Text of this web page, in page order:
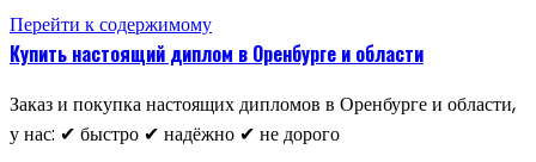
Перейти к содержимому
Купить настоящий диплом в Оренбурге и области
Заказ и покупка настоящих дипломов в Оренбурге и области,
у нас: ✔ быстро ✔ надёжно ✔ не дорого